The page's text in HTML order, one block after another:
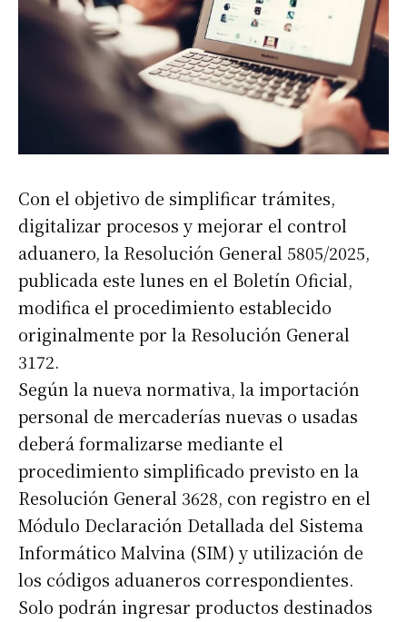
Con el objetivo de simplificar trámites,
digitalizar procesos y mejorar el control
aduanero, la Resolución General 5805/2025,
publicada este lunes en el Boletín Oficial,
modifica el procedimiento establecido
originalmente por la Resolución General
3172.
Según la nueva normativa, la importación
personal de mercaderías nuevas o usadas
deberá formalizarse mediante el
procedimiento simplificado previsto en la
Resolución General 3628, con registro en el
Módulo Declaración Detallada del Sistema
Informático Malvina (SIM) y utilización de
los códigos aduaneros correspondientes.
Solo podrán ingresar productos destinados